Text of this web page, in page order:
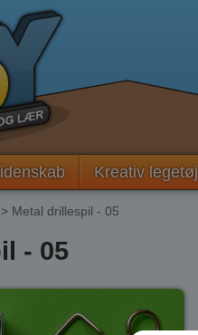
Kreativ legetøj
> Metal drillespil - 05
- 05